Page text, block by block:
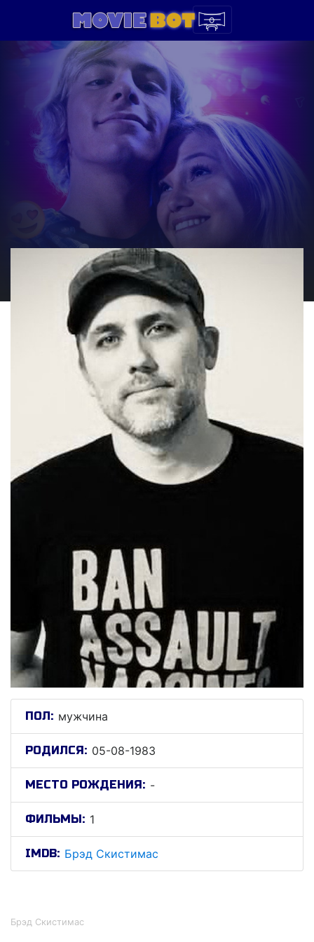
ПОЛ: мужчина
РОДИЛСЯ: 05-08-1983
МЕСТО РОЖДЕНИЯ: -
ФИЛЬМЫ: 1
IMDB: Брэд Скистимас
Брэд Скистимас